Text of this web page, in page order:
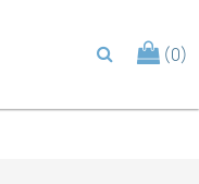
(0)